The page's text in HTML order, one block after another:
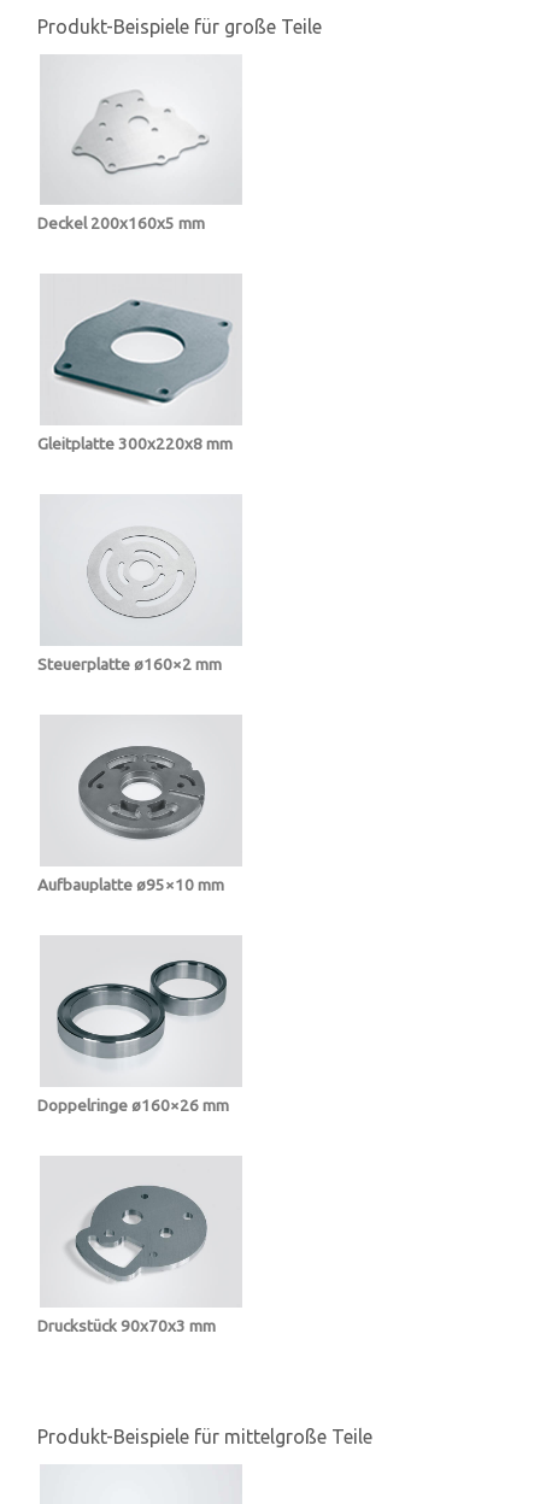
Produkt-Beispiele für große Teile
Deckel 200x160x5 mm
Gleitplatte 300x220x8 mm
Steuerplatte ø160×2 mm
Aufbauplatte ø95×10 mm
Doppelringe ø160×26 mm
Druckstück 90x70x3 mm
Produkt-Beispiele für mittelgroße Teile